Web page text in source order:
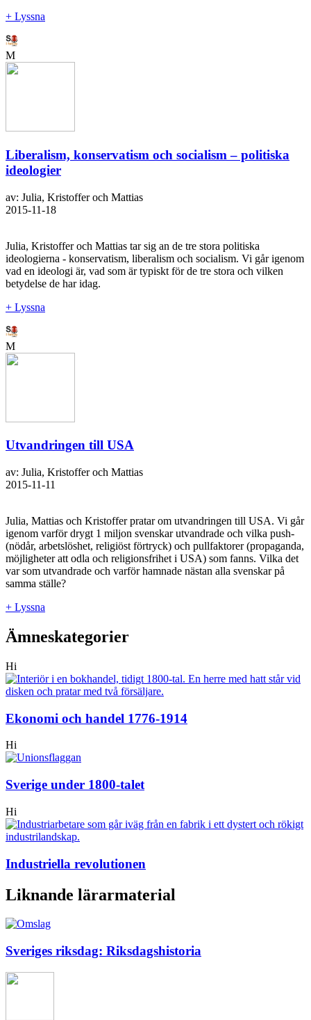
+ Lyssna
M
Liberalism, konservatism och socialism – politiska
ideologier
av: Julia, Kristoffer och Mattias
2015-11-18
Julia, Kristoffer och Mattias tar sig an de tre stora politiska
ideologierna - konservatism, liberalism och socialism. Vi går igenom
vad en ideologi är, vad som är typiskt för de tre stora och vilken
betydelse de har idag.
+ Lyssna
M
Utvandringen till USA
av: Julia, Kristoffer och Mattias
2015-11-11
Julia, Mattias och Kristoffer pratar om utvandringen till USA. Vi går
igenom varför drygt 1 miljon svenskar utvandrade och vilka push-
(nödår, arbetslöshet, religiöst förtryck) och pullfaktorer (propaganda,
möjligheter att odla och religionsfrihet i USA) som fanns. Vilka det
var som utvandrade och varför hamnade nästan alla svenskar på
samma ställe?
+ Lyssna
Ämneskategorier
Hi
Ekonomi och handel 1776-1914
Hi
Sverige under 1800-talet
Hi
Industriella revolutionen
Liknande lärarmaterial
Sveriges riksdag: Riksdagshistoria